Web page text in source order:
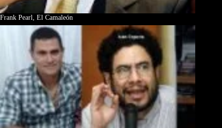
Frank Pearl, El Camaleón